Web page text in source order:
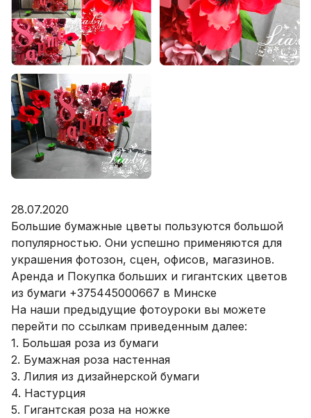
28.07.2020
Большие бумажные цветы пользуются большой
популярностью. Они успешно применяются для
украшения фотозон, сцен, офисов, магазинов.
Аренда и Покупка больших и гигантских цветов
из бумаги +375445000667 в Минске
На наши предыдущие фотоуроки вы можете
перейти по ссылкам приведенным далее:
1. Большая роза из бумаги
2. Бумажная роза настенная
3. Лилия из дизайнерской бумаги
4. Настурция
5. Гигантская роза на ножке